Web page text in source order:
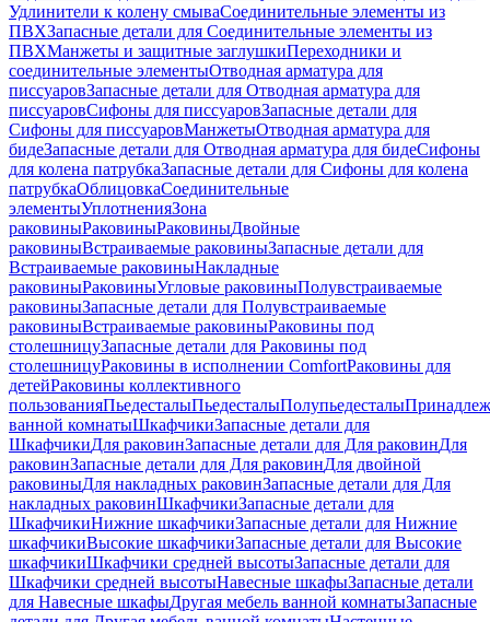
Удлинители к колену смываСоединительные элементы из
ПВХЗапасные детали для Соединительные элементы из
ПВХМанжеты и защитные заглушкиПереходники и
соединительные элементыОтводная арматура для
писсуаровЗапасные детали для Отводная арматура для
писсуаровCифоны для писсуаровЗапасные детали для
Cифоны для писсуаровМанжетыОтводная арматура для
бидеЗапасные детали для Отводная арматура для бидеСифоны
для колена патрубкаЗапасные детали для Сифоны для колена
патрубкаОблицовкаСоединительные
элементыУплотненияЗона
раковиныРаковиныРаковиныДвойные
раковиныВстраиваемые раковиныЗапасные детали для
Встраиваемые раковиныНакладные
раковиныРаковиныУгловые раковиныПолувстраиваемые
раковиныЗапасные детали для Полувстраиваемые
раковиныВстраиваемые раковиныРаковины под
столешницуЗапасные детали для Раковины под
столешницуРаковины в исполнении ComfortPаковины для
детейРаковины коллективного
пользованияПьедесталыПьедесталыПолупьедесталы
ванной комнатыШкафчикиЗапасные детали для
ШкафчикиДля раковинЗапасные детали для Для раковинДля
раковинЗапасные детали для Для раковинДля двойной
раковиныДля накладных pаковинЗапасные детали для Для
накладных pаковинШкафчикиЗапасные детали для
ШкафчикиНижние шкафчикиЗапасные детали для Нижние
шкафчикиВысокие шкафчикиЗапасные детали для Высокие
шкафчикиШкафчики средней высотыЗапасные детали для
Шкафчики средней высотыНавесные шкафыЗапасные детали
для Навесные шкафыДругая мебель ванной комнатыЗапасные